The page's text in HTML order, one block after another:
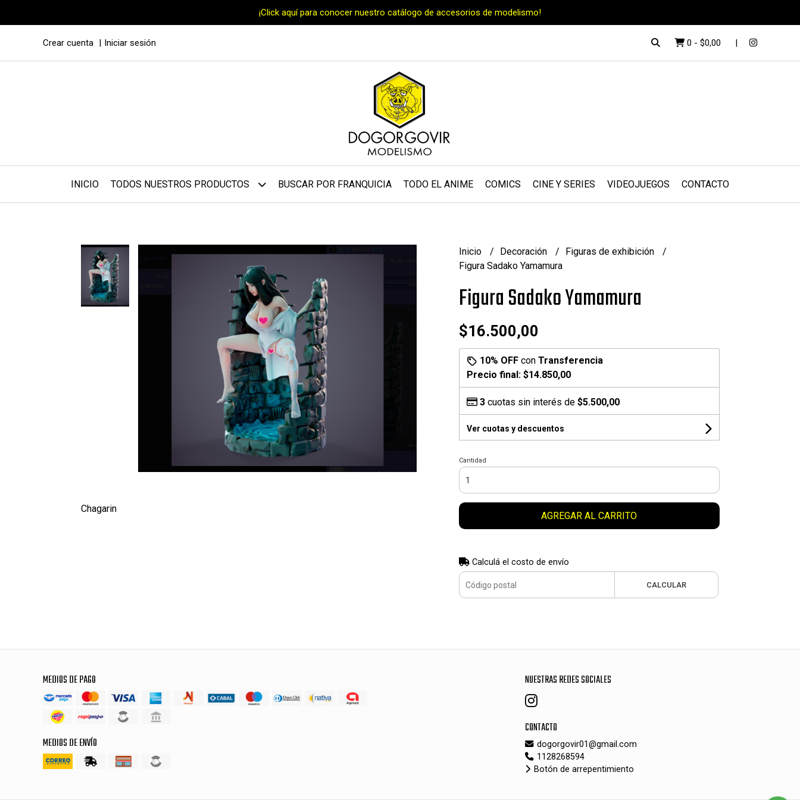
¡Click aquí para conocer nuestro catálogo de accesorios de modelismo!
Crear cuenta Iniciar sesión 0 - $0,00
INICIO TODOS NUESTROS PRODUCTOS BUSCAR POR FRANQUICIA TODO EL ANIME COMICS CINE Y SERIES VIDEOJUEGOS CONTACTO
Chagarin
Inicio Decoración
Figuras de exhibición
Figura Sadako Yamamura
Figura Sadako Yamamura
$16.500,00
10% OFFcon Transferencia
Precio final: $14.850,00
3cuotas sin interés de $5.500,00
Ver cuotas y descuentos
Cantidad
AGREGAR AL CARRITO
Calculá el costo de envío
CALCULAR
MEDIOS DE PAGO
MEDIOS DE ENVÍO
NUESTRAS REDES SOCIALES
CONTACTO
dogorgovir01@gmail.com
1128268594
Botón de arrepentimiento